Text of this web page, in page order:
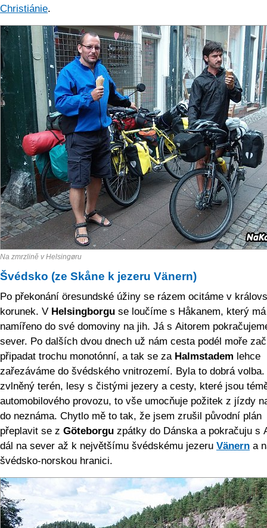
Christiánie.
Na zmrzlině v Helsingøru
Švédsko (ze Skåne k jezeru Vänern)
Po překonání öresundské úžiny se rázem ocitáme v
korunek. V Helsingborgu se loučíme s Håkanem, který má
namířeno do své domoviny na jih. Já s Aitorem
sever. Po dalších dvou dnech už nám cesta podél moře
připadat trochu monotónní, a tak se za Halmstadem lehce
zařezáváme do švédského vnitrozemí. Byla to dobrá
zvlněný terén, lesy s čistými jezery a cesty, které jsou
automobilového provozu, to vše umocňuje požitek z jízdy
do neznáma. Chytlo mě to tak, že jsem zrušil původní plán
přeplavit se z Göteborgu zpátky do Dánska a pokračuju s
dál na sever až k největšímu švédskému jezeru Vänern a
švédsko-norskou hranici.